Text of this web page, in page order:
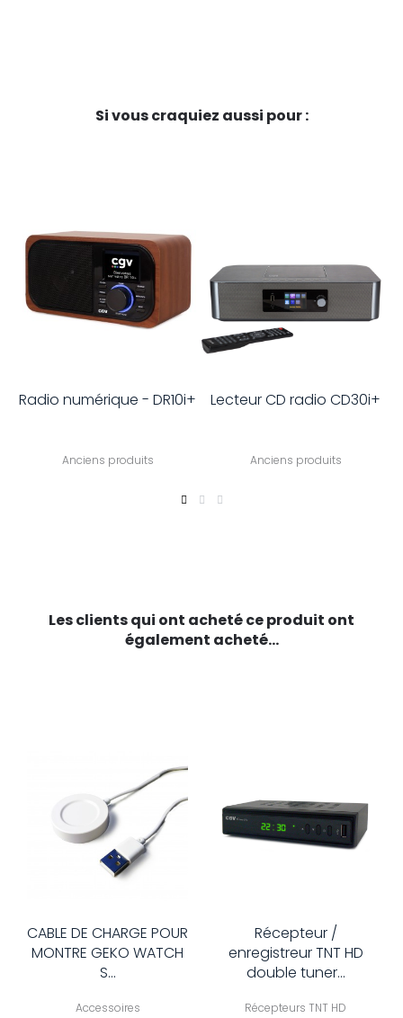
Si vous craquiez aussi pour :
Radio numérique - DR10i+
Anciens produits
Lecteur CD radio CD30i+
Anciens produits
Les clients qui ont acheté ce produit ont
également acheté...
CABLE DE CHARGE POUR
MONTRE GEKO WATCH
S...
Accessoires
Récepteur /
enregistreur TNT HD
double tuner...
Récepteurs TNT HD